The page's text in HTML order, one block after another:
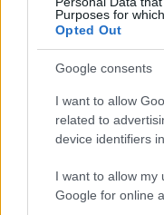
Purposes for
Opted Out
Google consents
I want to allow
related to
device identifiers
I want to allow my
Google for online
08/08/
aviso
08/08/
el